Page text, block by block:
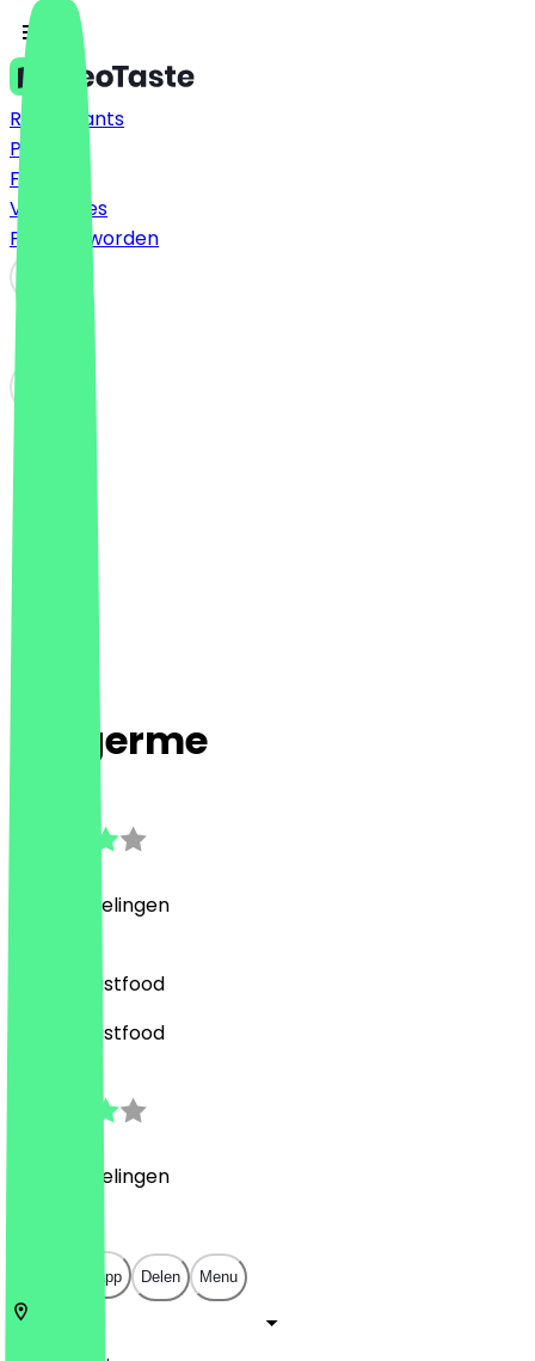
Restaurants
Prijzen
FAQ
Vacatures
Partner worden
burgerme
Beoordelingen
Burger, Fastfood
Burger, Fastfood
Beoordelingen
Open in app Delen Menu